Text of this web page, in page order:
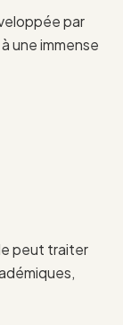
par
une immense
peut traiter